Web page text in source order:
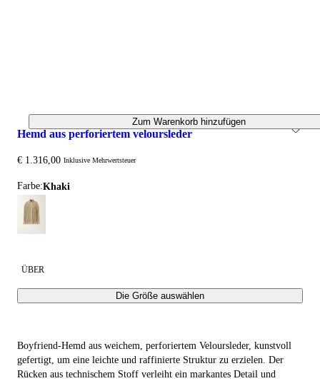
hemd aus perforiertem veloursleder
€ 1.316,00 Inklusive Mehrwertsteuer
Farbe: khaki
ÜBER
Die Größe auswählen
Zum Warenkorb hinzufügen
Boyfriend-Hemd aus weichem, perforiertem Veloursleder, kunstvoll
gefertigt, um eine leichte und raffinierte Struktur zu erzielen. Der
Rücken aus technischem Stoff verleiht ein markantes Detail und